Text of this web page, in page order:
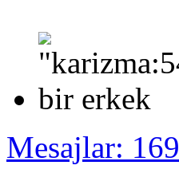
Mesajlar: 169